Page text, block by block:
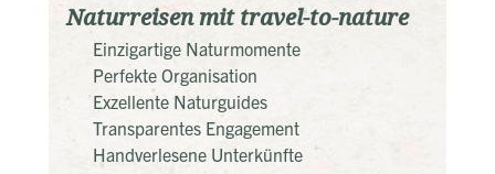
Naturreisen mit travel-to-nature
Einzigartige Naturmomente
Perfekte Organisation
Exzellente Naturguides
Transparentes Engagement
Handverlesene Unterkünfte